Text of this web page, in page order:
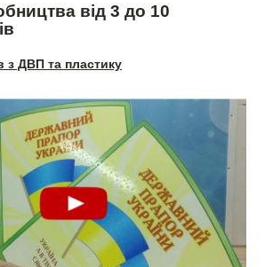
від 3 до 10
з ДВП та пластику